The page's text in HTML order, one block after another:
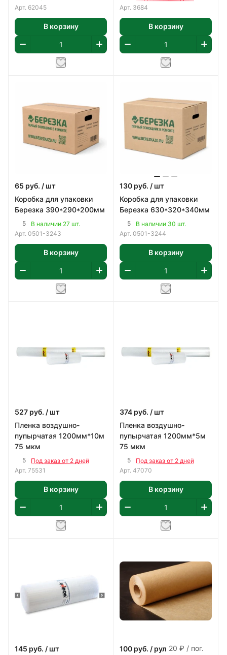
Арт. 62045
В корзину
Арт. 3684
В корзину
65 руб. / шт
Коробка для упаковки
Березка 390*290*200мм
5
В наличии 27 шт.
Арт. 0501-3243
В корзину
130 руб. / шт
Коробка для упаковки
Березка 630*320*340мм
5
В наличии 30 шт.
Арт. 0501-3244
В корзину
527 руб. / шт
Пленка воздушно-
пупырчатая 1200мм*10м
75 мкм
5
Под заказ от 2 дней
Арт. 75531
В корзину
374 руб. / шт
Пленка воздушно-
пупырчатая 1200мм*5м
75 мкм
5
Под заказ от 2 дней
Арт. 47070
В корзину
145 руб. / шт 100 руб. / рул 20 ₽ / пог.